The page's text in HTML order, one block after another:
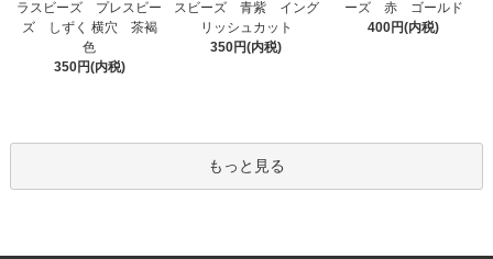
ラスビーズ プレスビー
ズ しずく 横穴 茶褐
色
350円(内税)
スビーズ 青紫 イング
リッシュカット
350円(内税)
ーズ 赤 ゴールド
400円(内税)
もっと見る